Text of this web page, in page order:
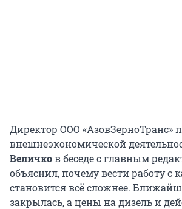
Директор ООО «АзовЗерноТранс»
внешнеэкономической
Величков беседе с главным
объяснил, почему вести работу
становится всё сложнее.
закрылась, а цены на дизель и